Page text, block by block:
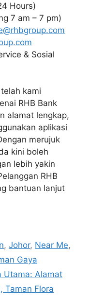
Hours)
7 am – 7 pm)
& Sosial
kami
RHB Bank
alamat lengkap,
aplikasi
merujuk
kini boleh
lebih yakin
RHB
bantuan lanjut
,Johor, Near Me,
Gaya
Utama: Alamat
Taman Flora